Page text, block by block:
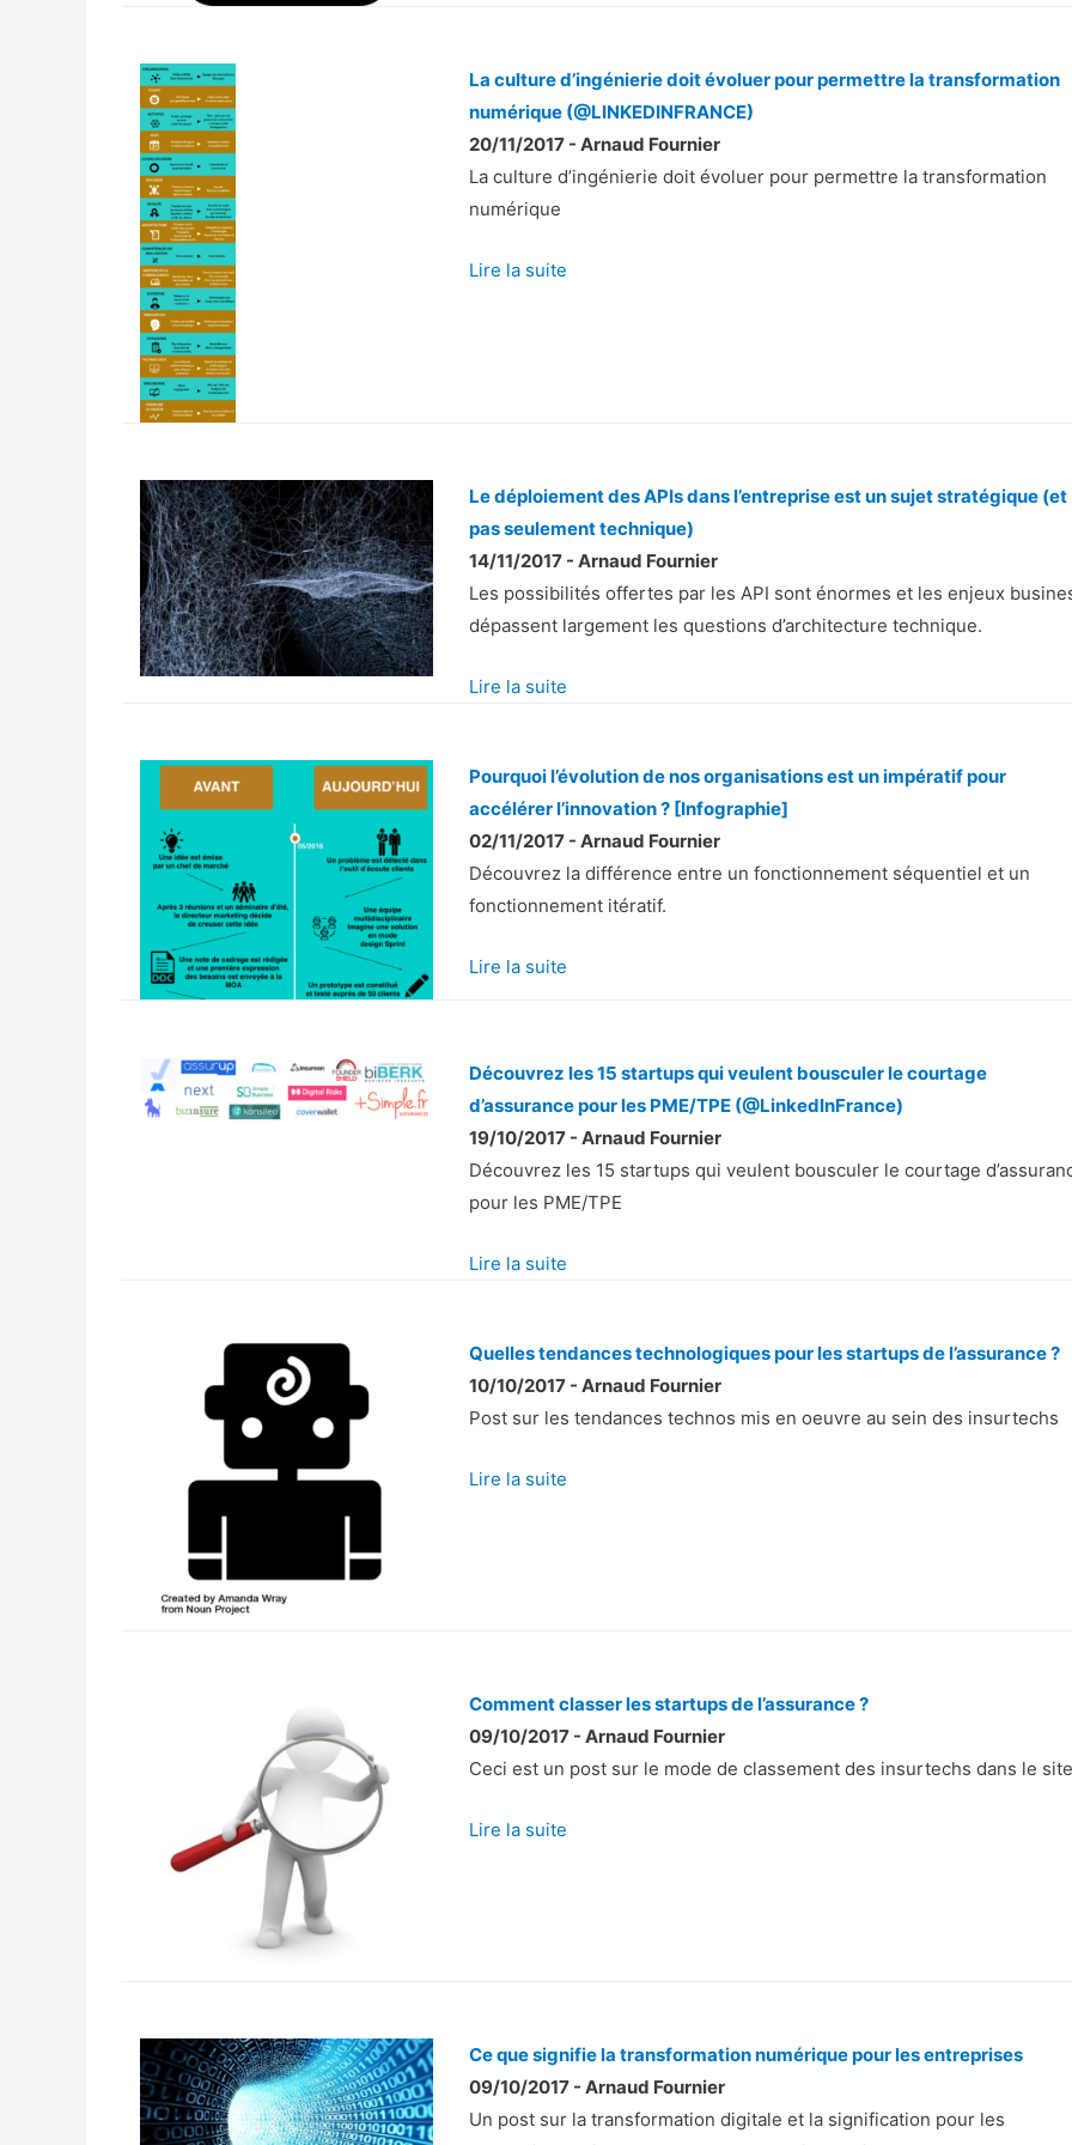
s
r
o
i
s
s
e
r
v
c
e
n
a
d
é
u
i
o
n
a
v
c
e
a
t
e
e
n
t
La culture d’ingénierie doit évoluer pour permettre la transformation
numérique (@LINKEDINFRANCE)
20/11/2017 - Arnaud Fournier
La culture d’ingénierie doit évoluer pour permettre la transformation
numérique
Lire la suite
Le déploiement des APIs dans l’entreprise est un sujet stratégique (et
pas seulement technique)
14/11/2017 - Arnaud Fournier
Les possibilités offertes par les API sont énormes et les enjeux
dépassent largement les questions d’architecture technique.
Lire la suite
Pourquoi l’évolution de nos organisations est un impératif pour
accélérer l’innovation ? [Infographie]
02/11/2017 - Arnaud Fournier
Découvrez la différence entre un fonctionnement séquentiel et un
fonctionnement itératif.
Lire la suite
Découvrez les 15 startups qui veulent bousculer le courtage
d’assurance pour les PME/TPE (@LinkedInFrance)
19/10/2017 - Arnaud Fournier
Découvrez les 15 startups qui veulent bousculer le courtage
pour les PME/TPE
Lire la suite
Quelles tendances technologiques pour les startups de l’assurance ?
10/10/2017 - Arnaud Fournier
Post sur les tendances technos mis en oeuvre au sein des insurtechs
Lire la suite
Comment classer les startups de l’assurance ?
09/10/2017 - Arnaud Fournier
Ceci est un post sur le mode de classement des insurtechs dans le
Lire la suite
Ce que signifie la transformation numérique pour les entreprises
09/10/2017 - Arnaud Fournier
Un post sur la transformation digitale et la signification pour les